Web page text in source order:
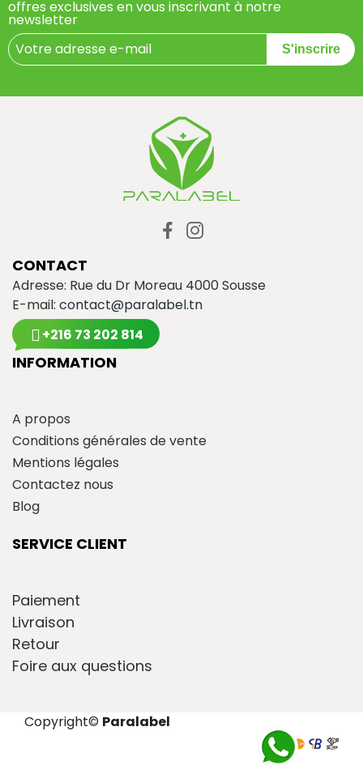
offres exclusives en vous inscrivant à notre
newsletter
S'inscrire
CONTACT
Adresse: Rue du Dr Moreau 4000 Sousse
E-mail: contact@paralabel.tn
+216 73 202 814
INFORMATION
A propos
Conditions générales de vente
Mentions légales
Contactez nous
Blog
SERVICE CLIENT
Paiement
Livraison
Retour
Foire aux questions
Copyright© Paralabel